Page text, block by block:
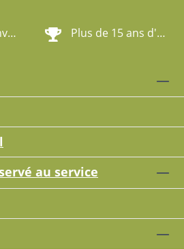
Plus de 15 ans d'expérience
au service